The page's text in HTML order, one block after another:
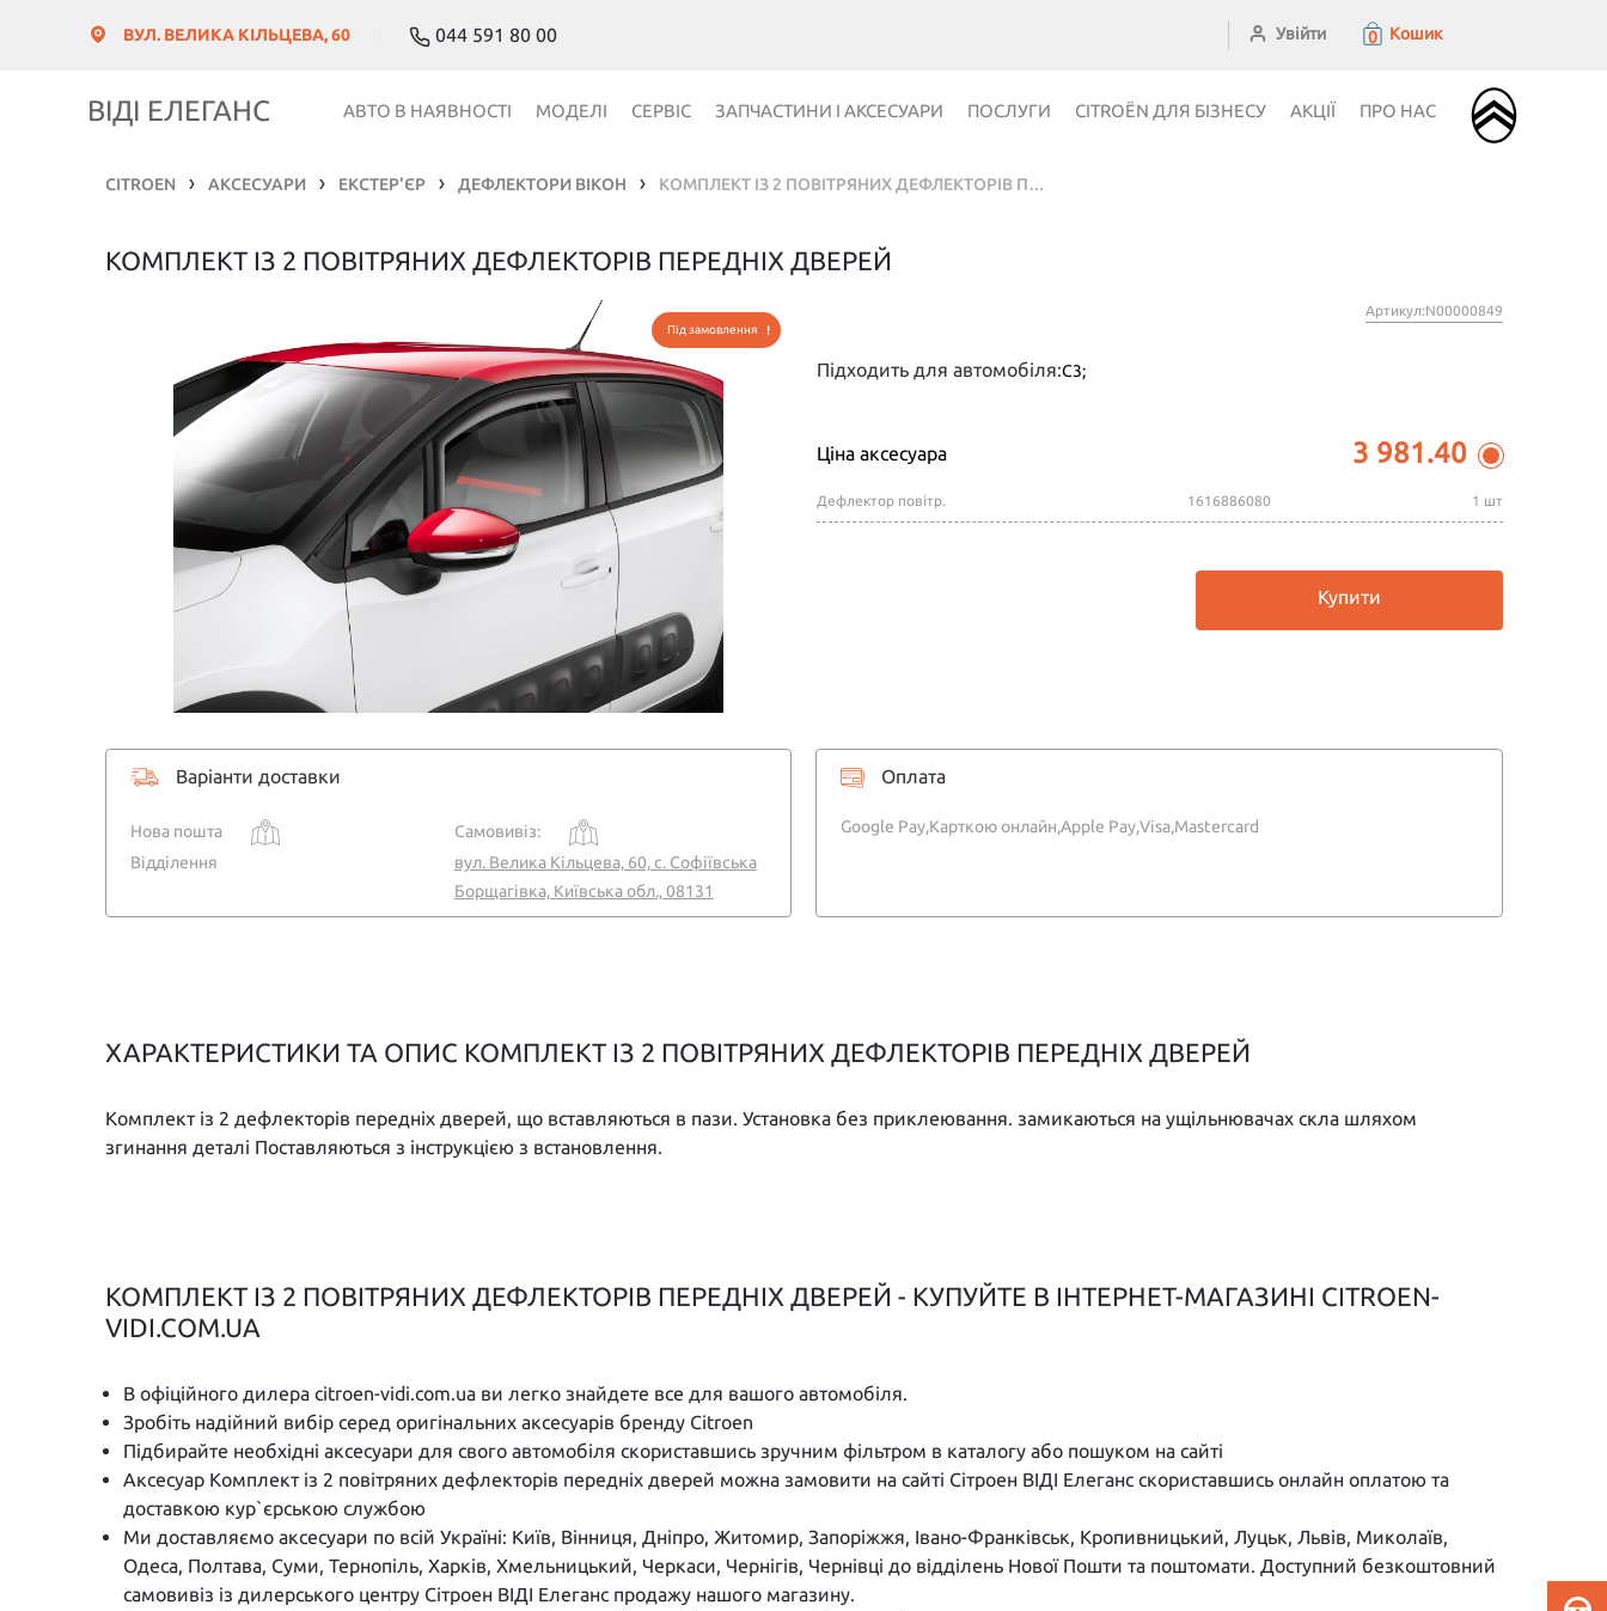
ВУЛ. ВЕЛИКА КІЛЬЦЕВА, 60 044 591 80 00 Увійти 0 Кошик
ВІДІ ЕЛЕГАНС АВТО В НАЯВНОСТІ МОДЕЛІ СЕРВІС ЗАПЧАСТИНИ І АКСЕСУАРИ ПОСЛУГИ CITROЁN ДЛЯ БІЗНЕСУ АКЦІЇ ПРО НАС
CITROEN ❯ АКСЕСУАРИ ❯ ЕКСТЕР'ЄР ❯ ДЕФЛЕКТОРИ ВІКОН ❯ КОМПЛЕКТ ІЗ 2 ПОВІТРЯНИХ ДЕФЛЕКТОРІВ ПЕРЕДНІХ ДВЕРЕЙ
КОМПЛЕКТ ІЗ 2 ПОВІТРЯНИХ ДЕФЛЕКТОРІВ ПЕРЕДНІХ ДВЕРЕЙ
Під замовлення
Артикул:N00000849
Підходить для автомобіля:C3;
Ціна аксесуара 3 981.40
Дефлектор повітр. 1616886080 1 шт
Купити
Варіанти доставки
Нова пошта
Самовивіз:
Відділення
вул. Велика Кільцева, 60, с. Софіївська
Борщагівка, Київська обл., 08131
Оплата
Google Pay,Карткою онлайн,Apple Pay,Visa,Mastercard
ХАРАКТЕРИСТИКИ ТА ОПИС КОМПЛЕКТ ІЗ 2 ПОВІТРЯНИХ ДЕФЛЕКТОРІВ ПЕРЕДНІХ ДВЕРЕЙ
Комплект із 2 дефлекторів передніх дверей, що вставляються в пази. Установка без приклеювання. замикаються на ущільнювачах скла шляхом
згинання деталі Поставляються з інструкцією з встановлення.
КОМПЛЕКТ ІЗ 2 ПОВІТРЯНИХ ДЕФЛЕКТОРІВ ПЕРЕДНІХ ДВЕРЕЙ - КУПУЙТЕ В ІНТЕРНЕТ-МАГАЗИНІ CITROEN-
VIDI.COM.UA
В офіційного дилера citroen-vidi.com.ua ви легко знайдете все для вашого автомобіля.
Зробіть надійний вибір серед оригінальних аксесуарів бренду Citroen
Підбирайте необхідні аксесуари для свого автомобіля скориставшись зручним фільтром в каталогу або пошуком на сайті
Аксесуар Комплект із 2 повітряних дефлекторів передніх дверей можна замовити на сайті Сітроен ВІДІ Елеганс скориставшись онлайн оплатою та
доставкою кур`єрською службою
Ми доставляємо аксесуари по всій Україні: Київ, Вінниця, Дніпро, Житомир, Запоріжжя, Івано-Франківськ, Кропивницький, Луцьк, Львів, Миколаїв,
Одеса, Полтава, Суми, Тернопіль, Харків, Хмельницький, Черкаси, Чернігів, Чернівці до відділень Нової Пошти та поштомати. Доступний безкоштовний
самовивіз із дилерського центру Сітроен ВІДІ Елеганс продажу нашого магазину.